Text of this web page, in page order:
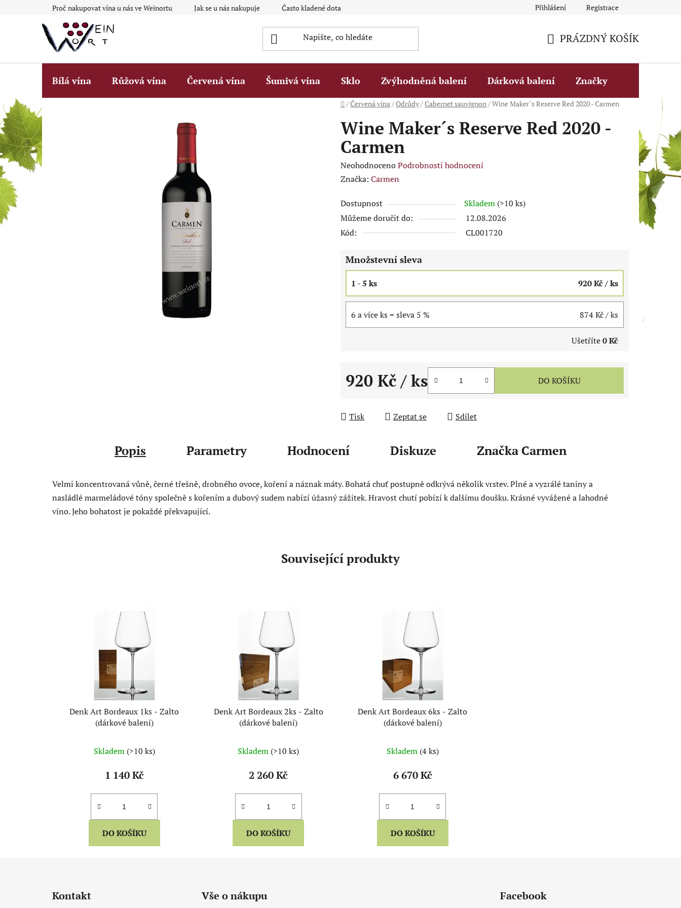
Proč nakupovat vína u nás ve Weinortu Jak se u nás nakupuje Často kladené dotazy Q&A Fakturační údaje
Přihlášení Registrace
KOŠÍK
PRÁZDNÝ KOŠÍK
Bílá vína Růžová vína Červená vína Šumivá vína Sklo Zvýhodněná balení Dárková balení Značky
Domů
/Červená vína/Odrůdy/Cabernet sauvignon/Wine Maker´s Reserve Red 2020 - Carmen
Wine Maker´s Reserve Red 2020 -
Carmen
Průměrné
hodnocení
je
0,0
z
hvězdiček.
NeohodnocenoPodrobnosti hodnocení
Značka: Carmen
Dostupnost Skladem (>10 ks)
Můžeme doručit do:
12.08.2026
Kód:
CL001720
Množstevní sleva
1 - 5 ks 920 Kč/ ks
6 a více ks = sleva 5 % 874 Kč/ ks
Ušetříte0 Kč
920 Kč / ks DO KOŠÍKU
Tisk Zeptat se Sdílet
Popis Parametry Hodnocení Diskuze Značka Carmen
Velmi koncentrovaná vůně, černé třešně, drobného ovoce, koření a náznak máty. Bohatá chuť postupně odkrývá několik vrstev. Plné a vyzrálé taniny a
nasládlé marmeládové tóny společně s kořením a dubový sudem nabízí úžasný zážitek. Hravost chutí pobízí k dalšímu doušku. Krásné vyvážené a lahodné
víno. Jeho bohatost je pokaždé překvapující.
Související produkty
Denk Art Bordeaux 1ks - Zalto
(dárkové balení)
Skladem (>10 ks)
1 140 Kč
DO KOŠÍKU
Denk Art Bordeaux 2ks - Zalto
(dárkové balení)
Skladem (>10 ks)
2 260 Kč
DO KOŠÍKU
Denk Art Bordeaux 6ks - Zalto
(dárkové balení)
Skladem (4 ks)
6 670 Kč
DO KOŠÍKU
Kontakt Vše o nákupu Facebook